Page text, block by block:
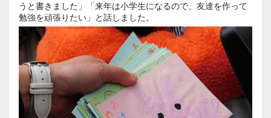
うと書きました」「来年は小学生になるので、友達を作って
勉強を頑張りたい」と話しました。